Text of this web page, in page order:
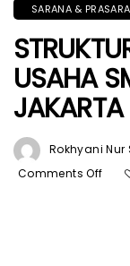
SARANA &
USAHA
JAKARTA
Rokhyani Nur
Comments Off